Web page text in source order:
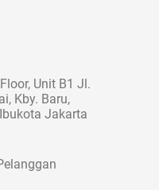
Unit B1 Jl.
Kby. Baru,
Jakarta